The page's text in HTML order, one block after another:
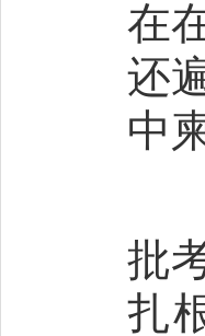
在
还
中
批
扎